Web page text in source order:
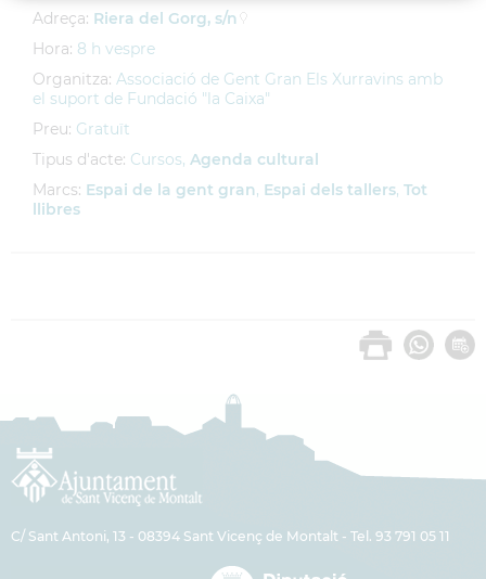
Adreça: Riera del Gorg, s/n
Hora: 8 h vespre
Organitza: Associació de Gent Gran Els Xurravins amb
el suport de Fundació "la Caixa"
Preu: Gratuït
Tipus d'acte: Cursos, Agenda cultural
Marcs: Espai de la gent gran, Espai dels tallers, Tot
llibres
C/ Sant Antoni, 13 - 08394 Sant Vicenç de Montalt - Tel. 93 791 05 11